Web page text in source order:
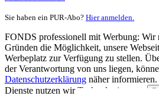
Sie haben ein PUR-Abo? Hier anmelden.
FONDS professionell mit Werbung: Wir
Gründen die Möglichkeit, unsere
Werbeplatz zur Verfügung zu stellen.
der Verantwortung von uns liegen,
Datenschutzerklärung näher informieren.
Dienste nutzen wir Technologien von